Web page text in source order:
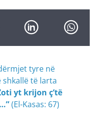
tyre në
të larta
yt krijon ç’të
(El-Kasas: 67)